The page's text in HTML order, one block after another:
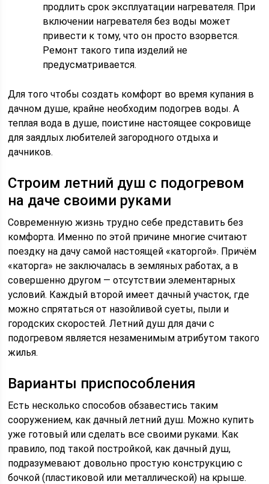
продлить срок эксплуатации нагревателя. При
включении нагревателя без воды может
привести к тому, что он просто взорвется.
Ремонт такого типа изделий не
предусматривается.
Для того чтобы создать комфорт во время купания в
дачном душе, крайне необходим подогрев воды. А
теплая вода в душе, поистине настоящее сокровище
для заядлых любителей загородного отдыха и
дачников.
Строим летний душ с подогревом
на даче своими руками
Современную жизнь трудно себе представить без
комфорта. Именно по этой причине многие считают
поездку на дачу самой настоящей «каторгой». Причём
«каторга» не заключалась в земляных работах, а в
совершенно другом — отсутствии элементарных
условий. Каждый второй имеет дачный участок, где
можно спрятаться от назойливой суеты, пыли и
городских скоростей. Летний душ для дачи с
подогревом является незаменимым атрибутом такого
жилья.
Варианты приспособления
Есть несколько способов обзавестись таким
сооружением, как дачный летний душ. Можно купить
уже готовый или сделать все своими руками. Как
правило, под такой постройкой, как дачный душ,
подразумевают довольно простую конструкцию с
бочкой (пластиковой или металлической) на крыше.